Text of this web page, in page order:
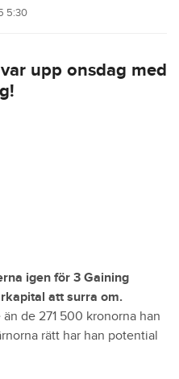
5:30
upp onsdag med
igen för 3 Gaining
att surra om.
de 271 500 kronorna han
rätt har han potential